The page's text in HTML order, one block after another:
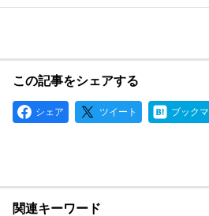
この記事をシェアする
シェア ツイート ブック
関連キーワード